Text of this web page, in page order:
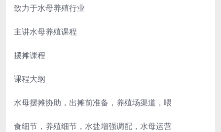
致力于水母养殖行业
主讲水母养殖课程
摆摊课程
课程大纲
水母摆摊协助，出摊前准备，养殖场渠道，喂
食细节，养殖细节，水盐增强调配，水母运营